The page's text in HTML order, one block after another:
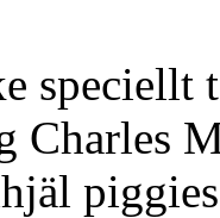
speciellt
Charles